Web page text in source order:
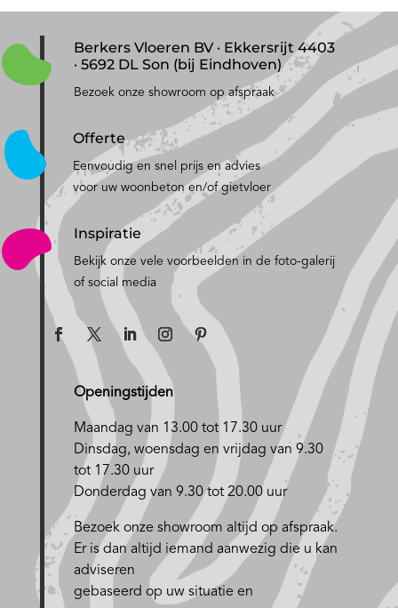
Berkers Vloeren BV · Ekkersrijt 4403
· 5692 DL Son (bij Eindhoven)
Bezoek onze showroom op afspraak
Offerte
Eenvoudig en snel prijs en advies
voor uw woonbeton en/of gietvloer
Inspiratie
Bekijk onze vele voorbeelden in de foto-galerij
of social media
Openingstijden
Maandag van 13.00 tot 17.30 uur
Dinsdag, woensdag en vrijdag van 9.30
tot 17.30 uur
Donderdag van 9.30 tot 20.00 uur
Bezoek onze showroom altijd op afspraak.
Er is dan altijd iemand aanwezig die u kan
adviseren
gebaseerd op uw situatie en